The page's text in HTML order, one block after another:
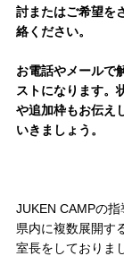
討またはご希望を
絡ください。
お電話やメールで
ストになります。
や追加枠もお伝え
いきましょう。
JUKEN CAMPの
県内に複数展開す
室長をしておりま